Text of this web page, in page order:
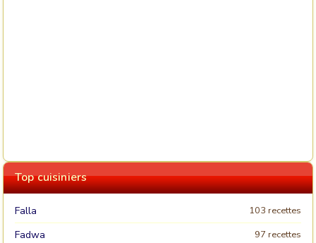
Top cuisiniers
Falla 103 recettes
Fadwa 97 recettes